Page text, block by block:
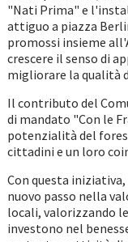
"Nati Prima" e
attiguo a piazza
promossi insieme
crescere il senso di
migliorare la qualità
Il contributo del
di mandato "Con le
potenzialità del
cittadini e un loro
Con questa
nuovo passo nella
locali, valorizzando
investono nel